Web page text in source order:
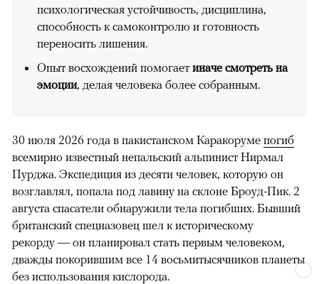
психологическая устойчивость, дисциплина,
способность к самоконтролю и готовность
переносить лишения.
Опыт восхождений помогает иначе смотреть на
эмоции, делая человека более собранным.
30 июля 2026 года в пакистанском Каракоруме погиб
всемирно известный непальский альпинист Нирмал
Пурджа. Экспедиция из десяти человек, которую он
возглавлял, попала под лавину на склоне Броуд-Пик. 2
августа спасатели обнаружили тела погибших. Бывший
британский спецназовец шел к историческому
рекорду — он планировал стать первым человеком,
дважды покорившим все 14 восьмитысячников планеты
без использования кислорода.